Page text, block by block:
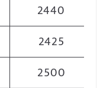
2440
2425
2500